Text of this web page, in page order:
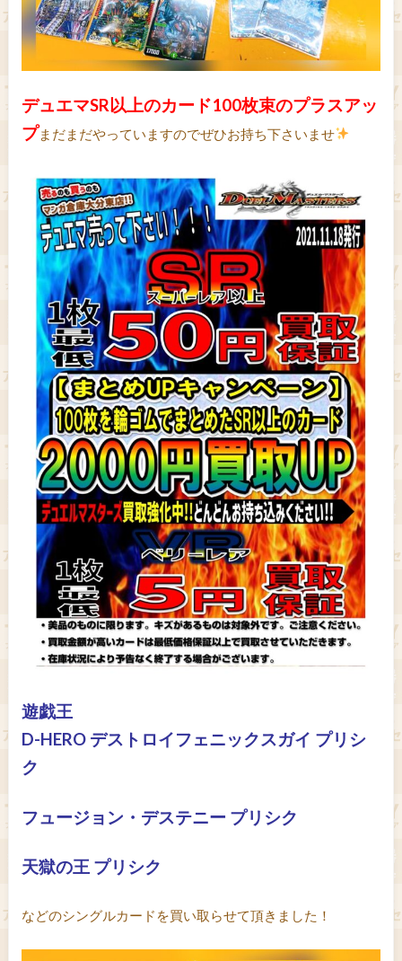
デュエマSR以上のカード100枚束のプラスアッ
プまだまだやっていますのでぜひお持ち下さいませ
遊戯王
D-HERO デストロイフェニックスガイ プリシ
ク
フュージョン・デステニー プリシク
天獄の王 プリシク
などのシングルカードを買い取らせて頂きました！